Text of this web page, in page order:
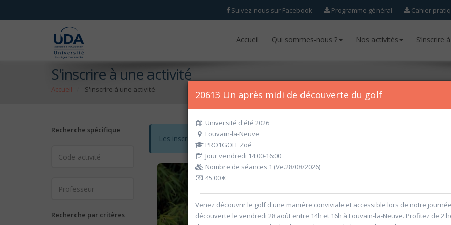
Suivez-nous sur Facebook Programme général Cahier
Accueil Qui sommes-nous ? Nos activités S’inscrire
Accueil Qui sommes-nous ? Nos activités S’inscrire
S'inscrire à une activité
Accueil S'inscrire à une activité
Recherche spécifique
Recherche par critères
Les inscriptions pour l'année académique 2026-2027 seront ouvertes
20613 Un après midi de découverte du golf
Université d'été 2026
Louvain-la-Neuve
PRO1GOLF Zoé
Jour vendredi 14:00-16:00
Nombre de séances 1 (Ve.28/08/2026)
45.00 €
Venez découvrir le golf d'une manière conviviale et accessible lors de notre journée
découverte le vendredi 28 août entre 14h et 16h à Louvain-la-Neuve. Profitez de 2